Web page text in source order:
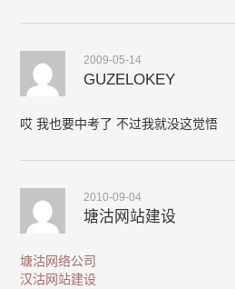
2009-05-14
GUZELOKEY
哎 我也要中考了 不过我就没这觉悟
2010-09-04
塘沽网站建设
塘沽网络公司
汉沽网站建设